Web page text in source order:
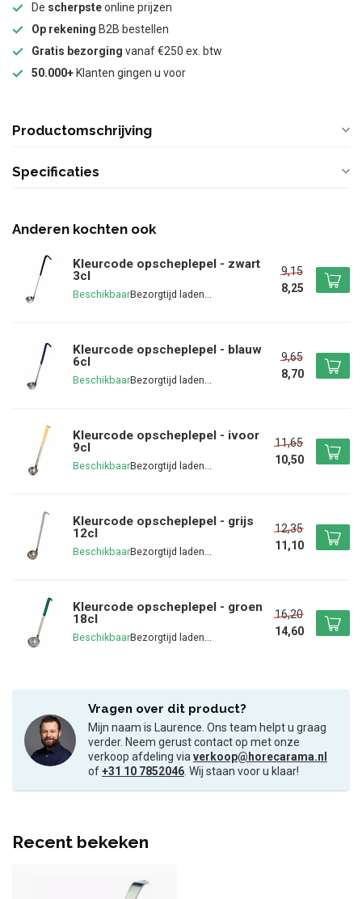
De scherpsteonline prijzen
Op rekening B2B bestellen
Gratis bezorging vanaf €250 ex. btw
50.000+ Klanten gingen u voor
Productomschrijving
Specificaties
Anderen kochten ook
Kleurcode opscheplepel - zwart
3cl
Beschikbaar
9,15
8,25
Kleurcode opscheplepel - blauw
6cl
Beschikbaar
9,65
8,70
Kleurcode opscheplepel - ivoor
9cl
Beschikbaar
11,65
10,50
Kleurcode opscheplepel - grijs
12cl
Beschikbaar
12,35
11,10
Kleurcode opscheplepel - groen
18cl
Beschikbaar
16,20
14,60
Vragen over dit product?
Mijn naam is Laurence. Ons team helpt u graag
verder. Neem gerust contact op met onze
verkoop afdeling viaverkoop@horecarama.nl
of+31 10 7852046. Wij staan voor u klaar!
Recent bekeken